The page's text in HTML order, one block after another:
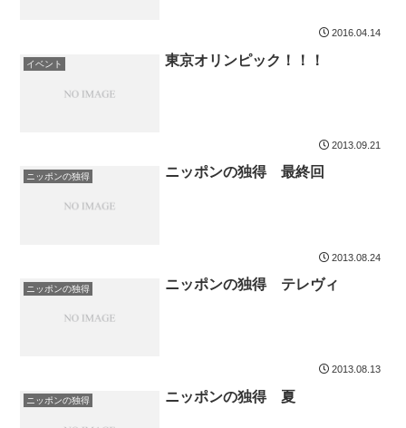
2016.04.14
イベント 東京オリンピック！！！
2013.09.21
ニッポンの独得 ニッポンの独得 最終回
2013.08.24
ニッポンの独得 ニッポンの独得 テレヴィ
2013.08.13
ニッポンの独得 ニッポンの独得 夏